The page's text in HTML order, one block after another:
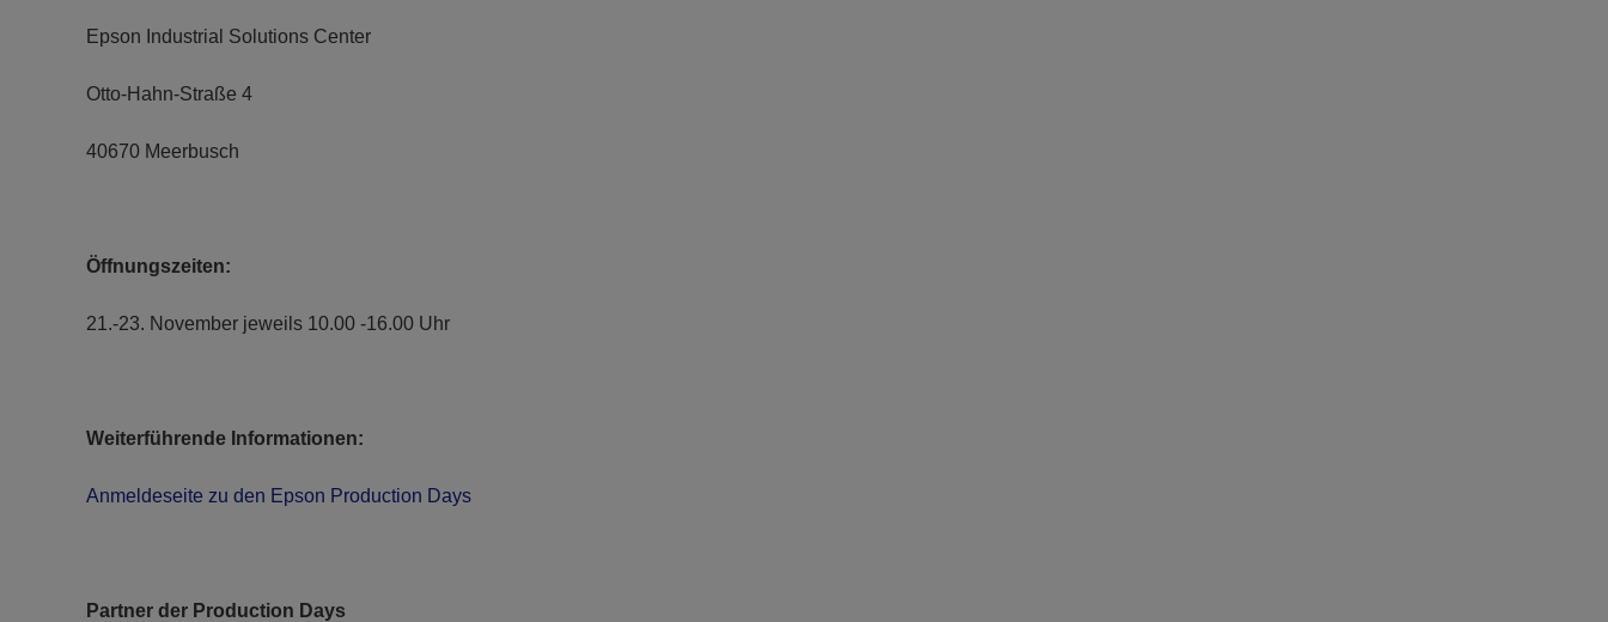
Epson Industrial Solutions Center
Otto-Hahn-Straße 4
40670 Meerbusch
Öffnungszeiten:
21.-23. November jeweils 10.00 -16.00 Uhr
Weiterführende Informationen:
Anmeldeseite zu den Epson Production Days
Partner der Production Days